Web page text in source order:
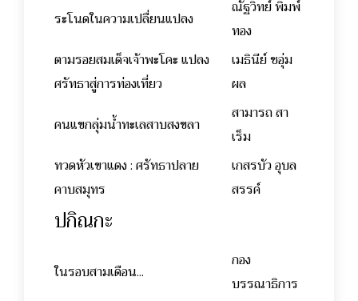
ระโนดในความเปลื่ยนแปลง
ณัฐวิทย์ พิมพ์
ทอง
ตามรอยสมเด็จเจ้าพะโคะ แปลง
ศรัทธาสู่การท่องเที่ยว
เมธินีย์ ชอุ่ม
ผล
คนแขกลุ่มน้ำทะเลสาบสงขลา
สามารถ สา
เร็ม
ทวดหัวเขาแดง : ศรัทธาปลาย
คาบสมุทร
เกสรบัว อุบล
สรรค์
ปกิณกะ
ในรอบสามเดือน...
กอง
บรรณาธิการ